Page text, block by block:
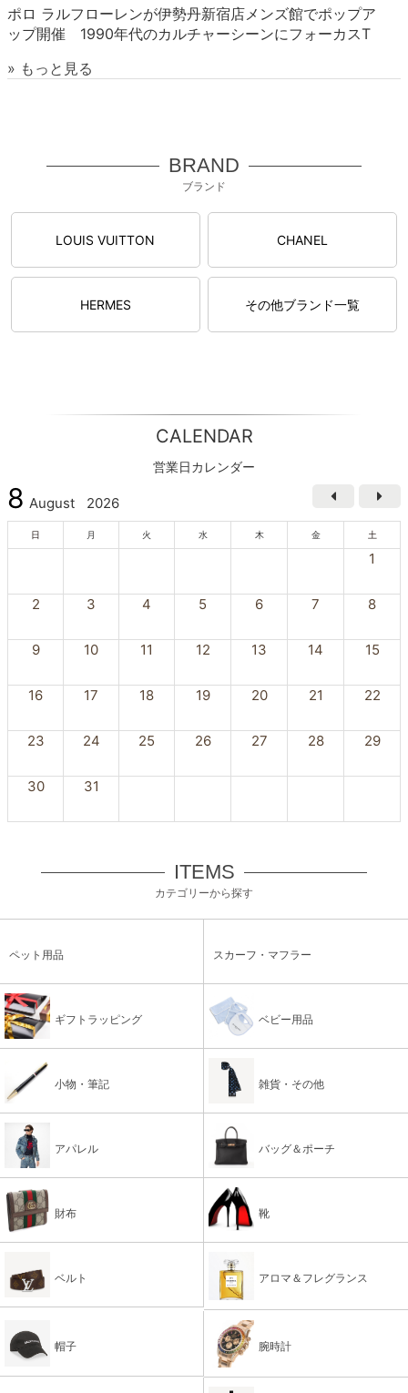
ポロ ラルフローレンが伊勢丹新宿店メンズ館でポップア
ップ開催 1990年代のカルチャーシーンにフォーカスT
» もっと見る
BRAND
ブランド
LOUIS VUITTON CHANEL
HERMES その他ブランド一覧
CALENDAR
営業日カレンダー
8 August 2026
日 月 火 水 木 金 土
1
2 3 4 5 6 7 8
9 10 11 12 13 14 15
16 17 18 19 20 21 22
23 24 25 26 27 28 29
30 31
ITEMS
カテゴリーから探す
ペット用品 スカーフ・マフラー
ギフトラッピング ベビー用品
小物・筆記 雑貨・その他
アパレル バッグ＆ポーチ
財布 靴
ベルト アロマ＆フレグランス
帽子 腕時計